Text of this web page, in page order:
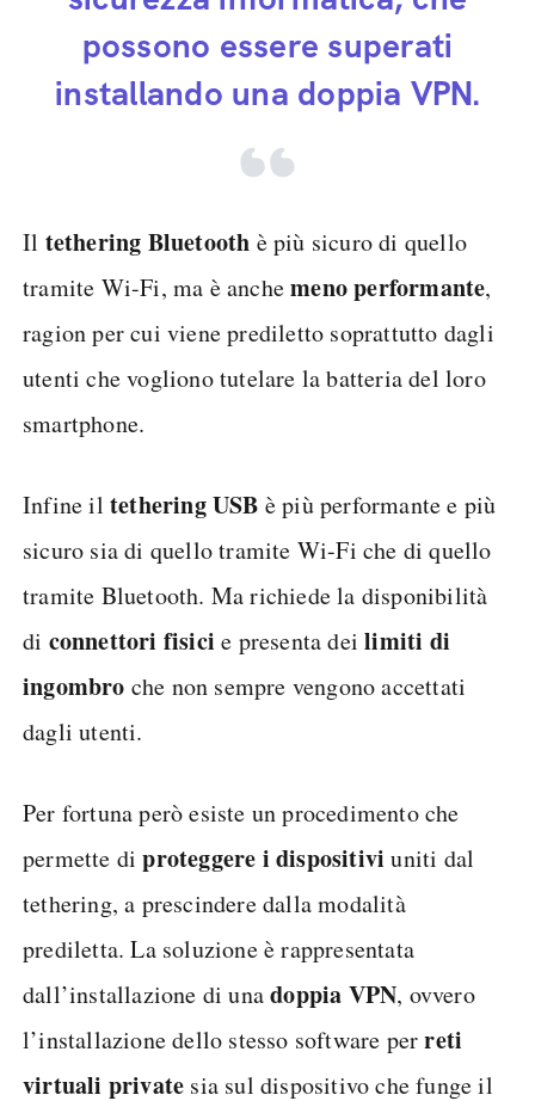
possono essere superati
installando una doppia VPN.
Il tethering Bluetooth è più sicuro di quello
tramite Wi-Fi, ma è anchemeno performante,
ragion per cui viene prediletto soprattutto dagli
utenti che vogliono tutelare la batteria del loro
smartphone.
Infine il tethering USB è più performante e più
sicuro sia di quello tramite Wi-Fi che di quello
tramite Bluetooth. Ma richiede la disponibilità
di connettori fisici e presenta deilimiti di
ingombro che non sempre vengono accettati
dagli utenti.
Per fortuna però esiste un procedimento che
permette diproteggere i dispositivi uniti dal
tethering, a prescindere dalla modalità
prediletta. La soluzione è rappresentata
dall’installazione di unadoppia VPN, ovvero
l’installazione dello stesso software perreti
virtuali private sia sul dispositivo che funge il